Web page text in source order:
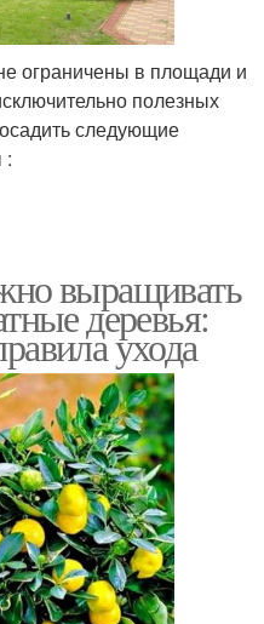
ограничены в площади и
полезных
следующие
:
выращивать
деревья:
ухода